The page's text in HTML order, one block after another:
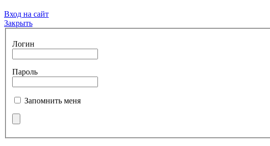
Вход на сайт
Закрыть
Логин
Пароль
Запомнить меня